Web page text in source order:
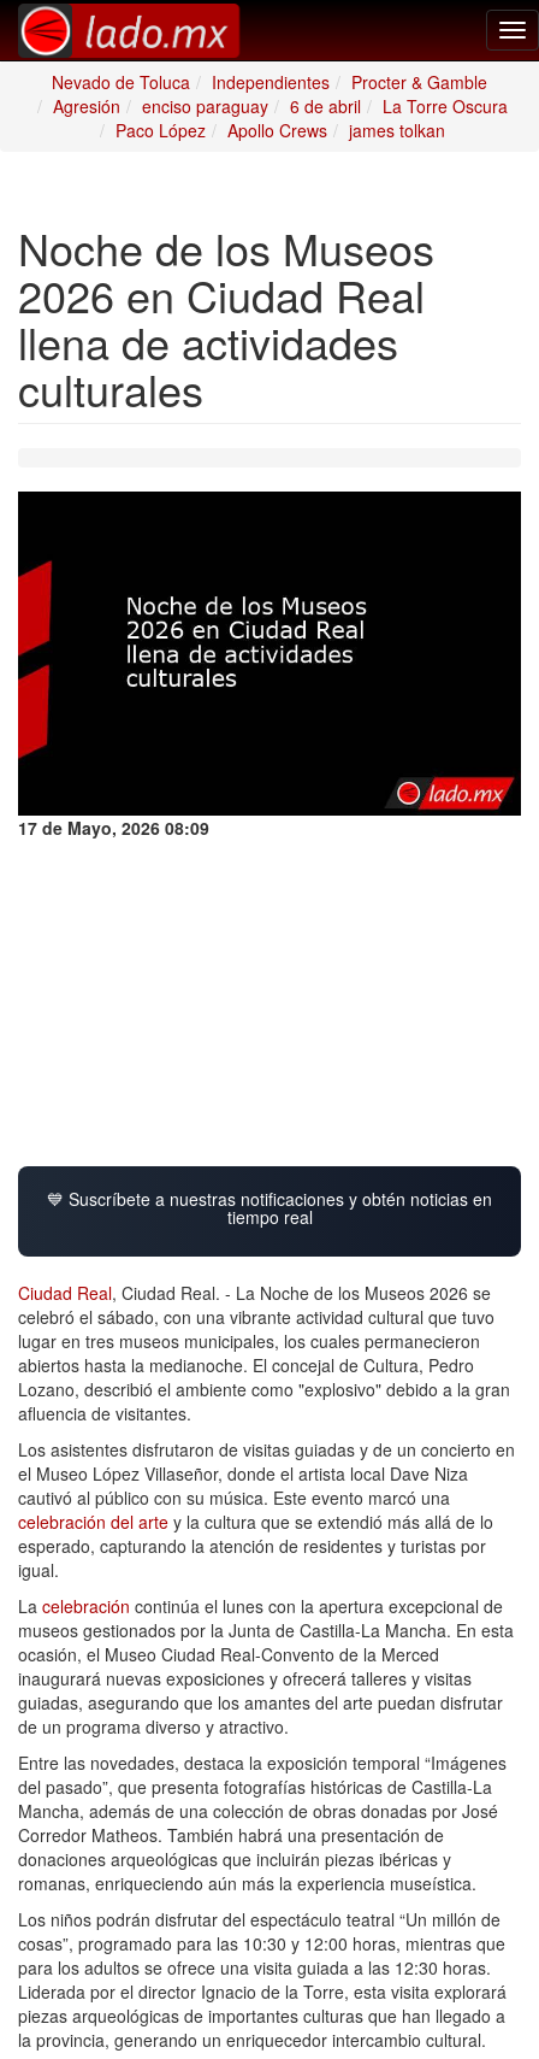
Nevado de Toluca
Independientes
Procter & Gamble
Agresión
enciso paraguay 6 de abril
La Torre Oscura
Paco López
Apollo Crews james tolkan
Noche de los Museos
2026 en Ciudad Real
llena de actividades
culturales
17 de Mayo, 2026 08:09
💙 Suscríbete a nuestras notificaciones y obtén noticias en
tiempo real
Ciudad Real, Ciudad Real. - La Noche de los Museos 2026 se
celebró el sábado, con una vibrante actividad cultural que tuvo
lugar en tres museos municipales, los cuales permanecieron
abiertos hasta la medianoche. El concejal de Cultura, Pedro
Lozano, describió el ambiente como "explosivo" debido a la gran
afluencia de visitantes.
Los asistentes disfrutaron de visitas guiadas y de un concierto en
el Museo López Villaseñor, donde el artista local Dave Niza
cautivó al público con su música. Este evento marcó una
celebración del arte y la cultura que se extendió más allá de lo
esperado, capturando la atención de residentes y turistas por
igual.
La celebración continúa el lunes con la apertura excepcional de
museos gestionados por la Junta de Castilla-La Mancha. En esta
ocasión, el Museo Ciudad Real-Convento de la Merced
inaugurará nuevas exposiciones y ofrecerá talleres y visitas
guiadas, asegurando que los amantes del arte puedan disfrutar
de un programa diverso y atractivo.
Entre las novedades, destaca la exposición temporal “Imágenes
del pasado”, que presenta fotografías históricas de Castilla-La
Mancha, además de una colección de obras donadas por José
Corredor Matheos. También habrá una presentación de
donaciones arqueológicas que incluirán piezas ibéricas y
romanas, enriqueciendo aún más la experiencia museística.
Los niños podrán disfrutar del espectáculo teatral “Un millón de
cosas”, programado para las 10:30 y 12:00 horas, mientras que
para los adultos se ofrece una visita guiada a las 12:30 horas.
Liderada por el director Ignacio de la Torre, esta visita explorará
piezas arqueológicas de importantes culturas que han llegado a
la provincia, generando un enriquecedor intercambio cultural.